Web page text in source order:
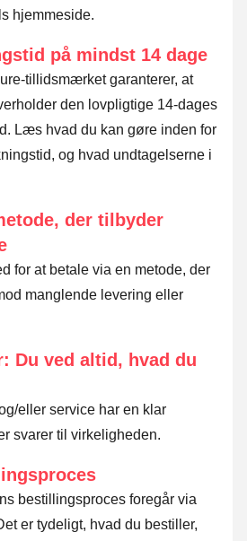
hjemmeside.
på mindst 14 dage
tillidsmærket garanterer, at
den lovpligtige 14-dages
Læs hvad du kan gøre inden for
og hvad undtagelserne i
der tilbyder
for at betale via en metode, der
manglende levering eller
Du ved altid, hvad du
eller service har en klar
svarer til virkeligheden.
bestillingsproces foregår via
er tydeligt, hvad du bestiller,